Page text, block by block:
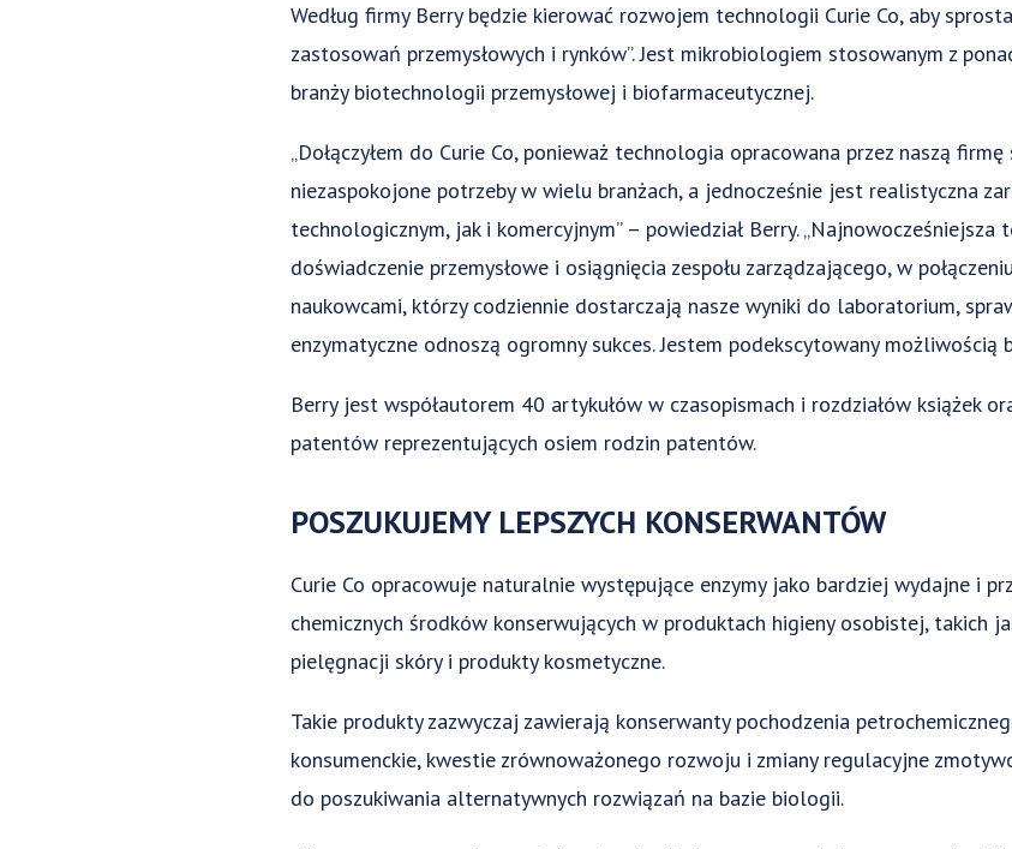
Według firmy Berry będzie kierować rozwojem technologii Curie Co, aby
zastosowań przemysłowych i rynków”. Jest mikrobiologiem stosowanym z
branży biotechnologii przemysłowej i biofarmaceutycznej.
„Dołączyłem do Curie Co, ponieważ technologia opracowana przez naszą firmę
niezaspokojone potrzeby w wielu branżach, a jednocześnie jest realistyczna
technologicznym, jak i komercyjnym” – powiedział Berry.
doświadczenie przemysłowe i osiągnięcia zespołu zarządzającego, w
naukowcami, którzy codziennie dostarczają nasze wyniki do laboratorium,
enzymatyczne odnoszą ogromny sukces. Jestem podekscytowany możliwością
Berry jest współautorem 40 artykułów w czasopismach i rozdziałów książek
patentów reprezentujących osiem rodzin patentów.
POSZUKUJEMY LEPSZYCH KONSERWANTÓW
Curie Co opracowuje naturalnie występujące enzymy jako bardziej wydajne i
chemicznych środków konserwujących w produktach higieny osobistej, takich
pielęgnacji skóry i produkty kosmetyczne.
Takie produkty zazwyczaj zawierają konserwanty pochodzenia
konsumenckie, kwestie zrównoważonego rozwoju i zmiany regulacyjne
do poszukiwania alternatywnych rozwiązań na bazie biologii.